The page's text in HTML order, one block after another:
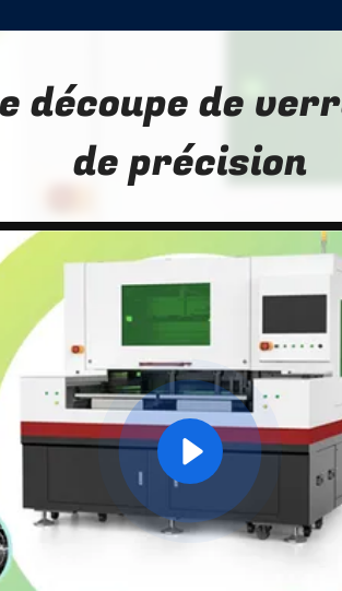
découpe de
de précision